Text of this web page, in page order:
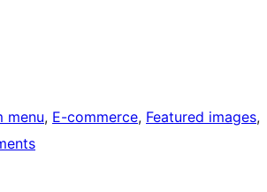
menu, E-commerce, Featured images